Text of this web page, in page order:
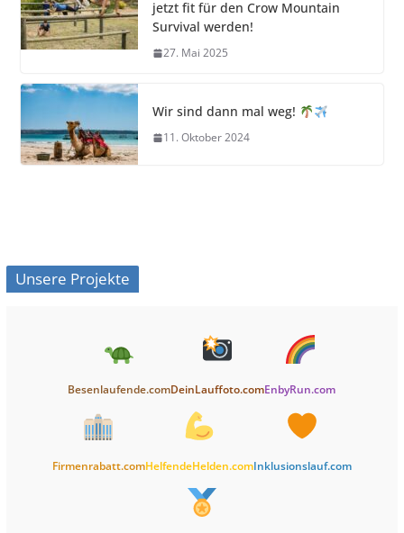
jetzt fit für den Crow Mountain
Survival werden!
27. Mai 2025
Wir sind dann mal weg!
11. Oktober 2024
Unsere Projekte
Besenlaufende.comDeinLauffoto.comEnbyRun.com
Firmenrabatt.comHelfendeHelden.comInklusionslauf.com